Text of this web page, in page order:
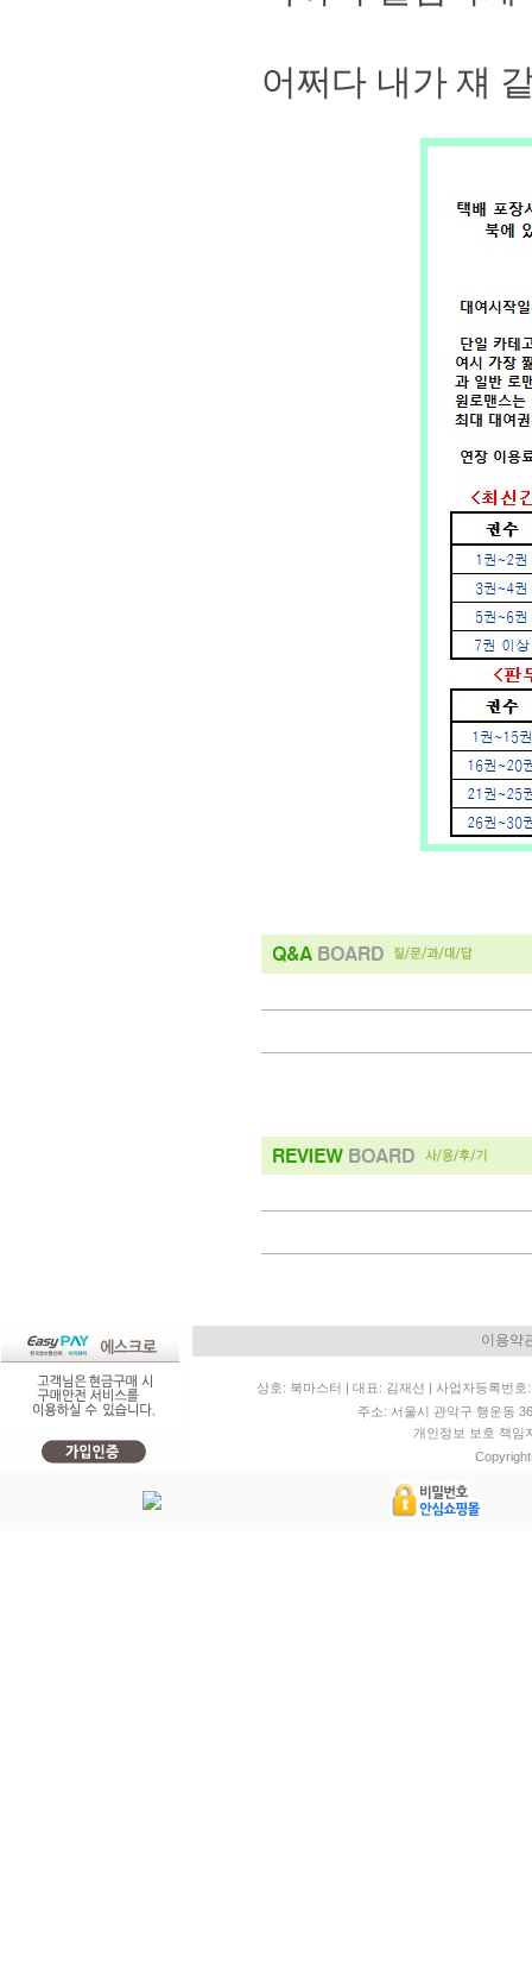
어쩌다 내가 쟤
이용약
상호: 북마스터 | 대표: 김재선 | 사업자등록번
주소: 서울시 관악구 행운
개인정보 보호 책임